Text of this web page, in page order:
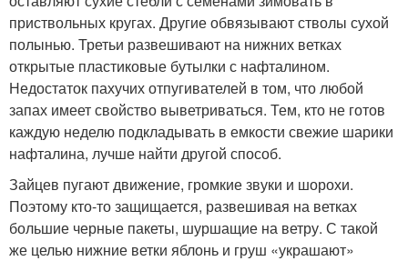
приствольных кругах. Другие обвязывают стволы сухой
полынью. Третьи развешивают на нижних ветках
открытые пластиковые бутылки с нафталином.
Недостаток пахучих отпугивателей в том, что любой
запах имеет свойство выветриваться. Тем, кто не готов
каждую неделю подкладывать в емкости свежие шарики
нафталина, лучше найти другой способ.
Зайцев пугают движение, громкие звуки и шорохи.
Поэтому кто-то защищается, развешивая на ветках
большие черные пакеты, шуршащие на ветру. С такой
же целью нижние ветки яблонь и груш «украшают»